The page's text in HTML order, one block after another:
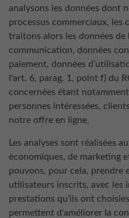
analysons les données dont
processus commerciaux, les
traitons alors les données de
communication, données
paiement, données
l'art. 6, parag. 1, point f) du
concernées étant
personnes intéressées,
notre offre en ligne.
Les analyses sont réalisées
économiques, de marketing
pouvons, pour cela, prendre
utilisateurs inscrits, avec les
prestations qu’ils ont
permettent d'améliorer la